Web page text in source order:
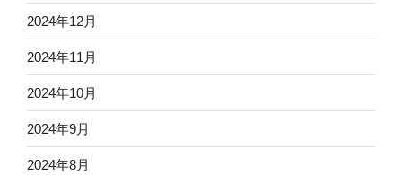
2024年12月
2024年11月
2024年10月
2024年9月
2024年8月